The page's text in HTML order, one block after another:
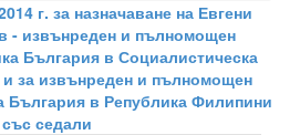
г. за назначаване на Евгени
- извънреден и пълномощен
България в Социалистическа
за извънреден и пълномощен
България в Република Филипини
със седали